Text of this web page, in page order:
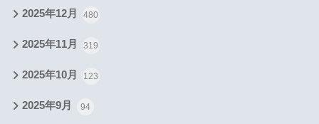
2025年12月 480
2025年11月 319
2025年10月 123
2025年9月 94